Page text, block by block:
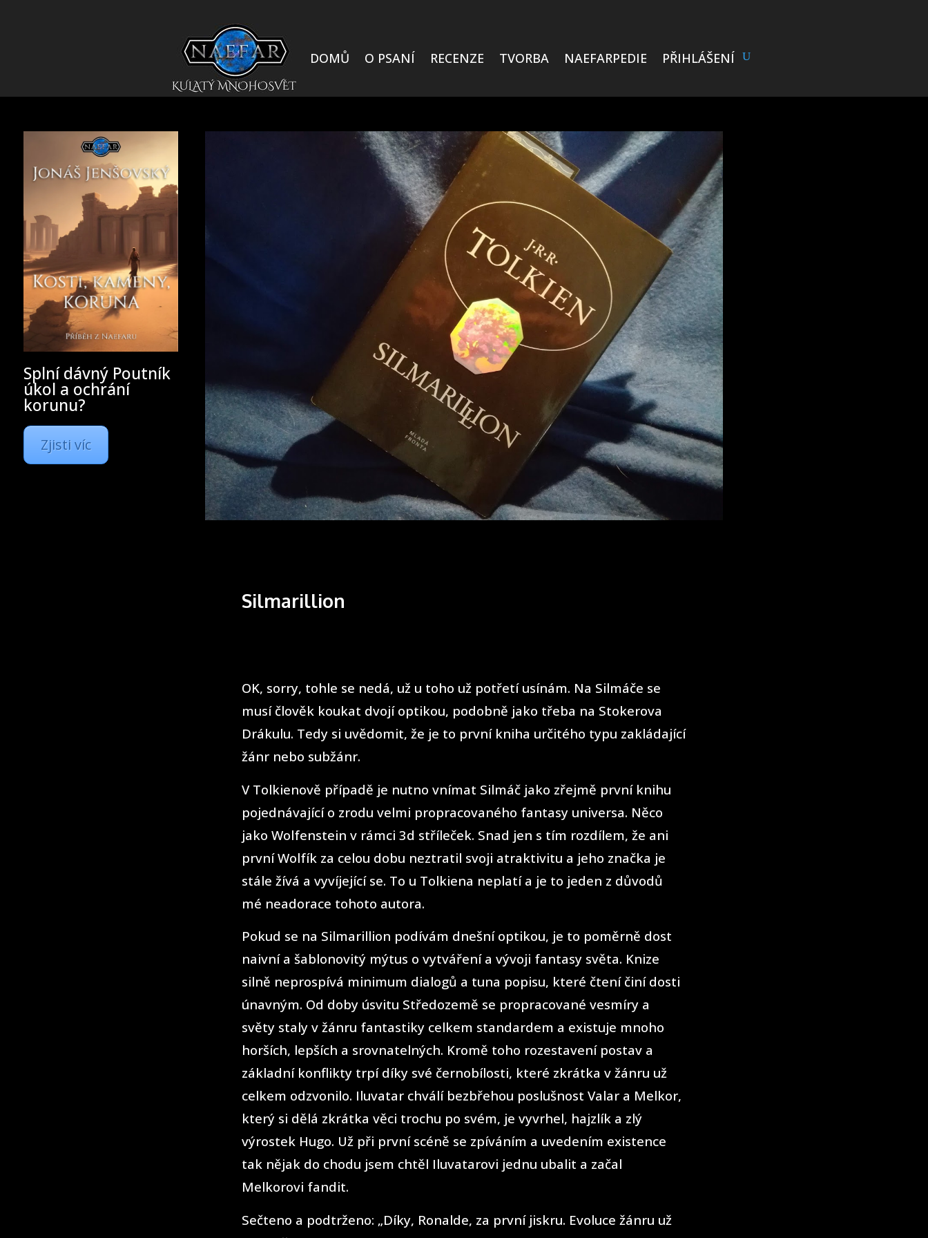
DOMŮ O PSANÍ RECENZE TVORBA NAEFARPEDIE PŘIHLÁŠENÍ
Splní dávný Poutník
úkol a ochrání
korunu?
Zjisti víc
Silmarillion
OK, sorry, tohle se nedá, už u toho už potřetí usínám. Na Silmáče se
musí člověk koukat dvojí optikou, podobně jako třeba na Stokerova
Drákulu. Tedy si uvědomit, že je to první kniha určitého typu zakládající
žánr nebo subžánr.
V Tolkienově případě je nutno vnímat Silmáč jako zřejmě první knihu
pojednávající o zrodu velmi propracovaného fantasy universa. Něco
jako Wolfenstein v rámci 3d stříleček. Snad jen s tím rozdílem, že ani
první Wolfík za celou dobu neztratil svoji atraktivitu a jeho značka je
stále žívá a vyvíjející se. To u Tolkiena neplatí a je to jeden z důvodů
mé neadorace tohoto autora.
Pokud se na Silmarillion podívám dnešní optikou, je to poměrně dost
naivní a šablonovitý mýtus o vytváření a vývoji fantasy světa. Knize
silně neprospívá minimum dialogů a tuna popisu, které čtení činí dosti
únavným. Od doby úsvitu Středozemě se propracované vesmíry a
světy staly v žánru fantastiky celkem standardem a existuje mnoho
horších, lepších a srovnatelných. Kromě toho rozestavení postav a
základní konflikty trpí díky své černobílosti, které zkrátka v žánru už
celkem odzvonilo. Iluvatar chválí bezbřehou poslušnost Valar a Melkor,
který si dělá zkrátka věci trochu po svém, je vyvrhel, hajzlík a zlý
výrostek Hugo. Už při první scéně se zpíváním a uvedením existence
tak nějak do chodu jsem chtěl Iluvatarovi jednu ubalit a začal
Melkorovi fandit.
Sečteno a podtrženo: „Díky, Ronalde, za první jiskru. Evoluce žánru už